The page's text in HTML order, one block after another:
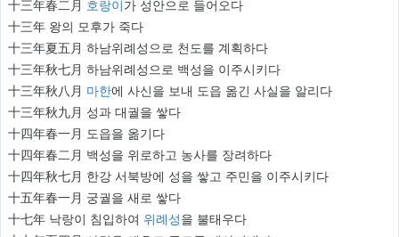
十三年春二月 호랑이가 성안으로 들어오다
十三年 왕의 모후가 죽다
十三年夏五月 하남위례성으로 천도를 계획하다
十三年秋七月 하남위례성으로 백성을 이주시키다
十三年秋八月 마한에 사신을 보내 도읍 옮긴 사실을 알리다
十三年秋九月 성과 대궐을 쌓다
十四年春一月 도읍을 옮기다
十四年春二月 백성을 위로하고 농사를 장려하다
十四年秋七月 한강 서북방에 성을 쌓고 주민을 이주시키다
十五年春一月 궁궐을 새로 쌓다
十七年 낙랑이 침입하여 위례성을 불태우다